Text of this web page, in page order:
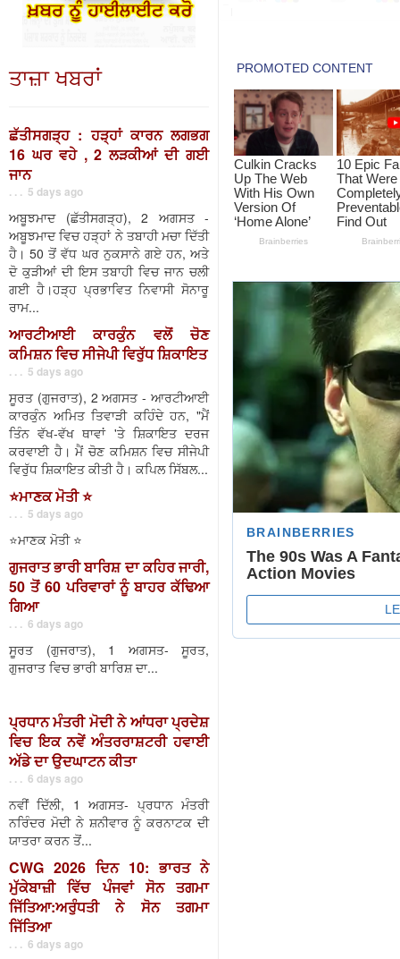
ਤਾਜ਼ਾ ਖਬਰਾਂ
ਛੱਤੀਸਗੜ੍ਹ : ਹੜ੍ਹਾਂ ਕਾਰਨ ਲਗਭਗ
16 ਘਰ ਵਹੇ , 2 ਲੜਕੀਆਂ ਦੀ ਗਈ
ਜਾਨ
. . . 5 days ago
ਅਬੂਝਮਾਦ (ਛੱਤੀਸਗੜ੍ਹ), 2 ਅਗਸਤ -
ਅਬੂਝਮਾਦ ਵਿਚ ਹੜ੍ਹਾਂ ਨੇ ਤਬਾਹੀ ਮਚਾ ਦਿੱਤੀ
ਹੈ। 50 ਤੋਂ ਵੱਧ ਘਰ ਨੁਕਸਾਨੇ ਗਏ ਹਨ, ਅਤੇ
ਦੋ ਕੁੜੀਆਂ ਦੀ ਇਸ ਤਬਾਹੀ ਵਿਚ ਜਾਨ ਚਲੀ
ਗਈ ਹੈ।ਹੜ੍ਹ ਪ੍ਰਭਾਵਿਤ ਨਿਵਾਸੀ ਸੋਨਾਰੂ
ਰਾਮ...
ਆਰਟੀਆਈ ਕਾਰਕੁੰਨ ਵਲੋਂ ਚੋਣ
ਕਮਿਸ਼ਨ ਵਿਚ ਸੀਜੇਪੀ ਵਿਰੁੱਧ ਸ਼ਿਕਾਇਤ
. . . 5 days ago
ਸੂਰਤ (ਗੁਜਰਾਤ), 2 ਅਗਸਤ - ਆਰਟੀਆਈ
ਕਾਰਕੁੰਨ ਅਮਿਤ ਤਿਵਾੜੀ ਕਹਿੰਦੇ ਹਨ, "ਮੈਂ
ਤਿੰਨ ਵੱਖ-ਵੱਖ ਥਾਵਾਂ 'ਤੇ ਸ਼ਿਕਾਇਤ ਦਰਜ
ਕਰਵਾਈ ਹੈ। ਮੈਂ ਚੋਣ ਕਮਿਸ਼ਨ ਵਿਚ ਸੀਜੇਪੀ
ਵਿਰੁੱਧ ਸ਼ਿਕਾਇਤ ਕੀਤੀ ਹੈ। ਕਪਿਲ ਸਿੱਬਲ...
⭐️ਮਾਣਕ ਮੋਤੀ ⭐️
. . . 5 days ago
⭐️ਮਾਣਕ ਮੋਤੀ ⭐️
ਗੁਜਰਾਤ ਭਾਰੀ ਬਾਰਿਸ਼ ਦਾ ਕਹਿਰ ਜਾਰੀ,
50 ਤੋਂ 60 ਪਰਿਵਾਰਾਂ ਨੂੰ ਬਾਹਰ ਕੱਢਿਆ
ਗਿਆ
. . . 6 days ago
ਸੂਰਤ (ਗੁਜਰਾਤ), 1 ਅਗਸਤ- ਸੂਰਤ,
ਗੁਜਰਾਤ ਵਿਚ ਭਾਰੀ ਬਾਰਿਸ਼ ਦਾ...
ਪ੍ਰਧਾਨ ਮੰਤਰੀ ਮੋਦੀ ਨੇ ਆਂਧਰਾ ਪ੍ਰਦੇਸ਼
ਵਿਚ ਇਕ ਨਵੇਂ ਅੰਤਰਰਾਸ਼ਟਰੀ ਹਵਾਈ
ਅੱਡੇ ਦਾ ਉਦਘਾਟਨ ਕੀਤਾ
. . . 6 days ago
ਨਵੀਂ ਦਿੱਲੀ, 1 ਅਗਸਤ- ਪ੍ਰਧਾਨ ਮੰਤਰੀ
ਨਰਿੰਦਰ ਮੋਦੀ ਨੇ ਸ਼ਨੀਵਾਰ ਨੂੰ ਕਰਨਾਟਕ ਦੀ
ਯਾਤਰਾ ਕਰਨ ਤੋਂ...
CWG 2026 ਦਿਨ 10: ਭਾਰਤ ਨੇ
ਮੁੱਕੇਬਾਜ਼ੀ ਵਿੱਚ ਪੰਜਵਾਂ ਸੋਨ ਤਗਮਾ
ਜਿੱਤਿਆ:ਅਰੁੰਧਤੀ ਨੇ ਸੋਨ ਤਗਮਾ
ਜਿੱਤਿਆ
. . . 6 days ago